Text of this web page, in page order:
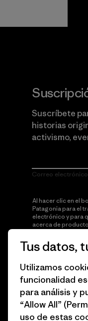
Suscríbete
historias
activismo,
Correo electrónico
Al hacer clic en el
Patagonia para el
electrónico y para
acerca de
acuerdo con la
Tus datos,
Utilizamos
funcionalidad
para análisis y
“Allow All”
uso de estas